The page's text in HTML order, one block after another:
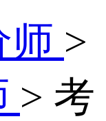
师 >
> 考